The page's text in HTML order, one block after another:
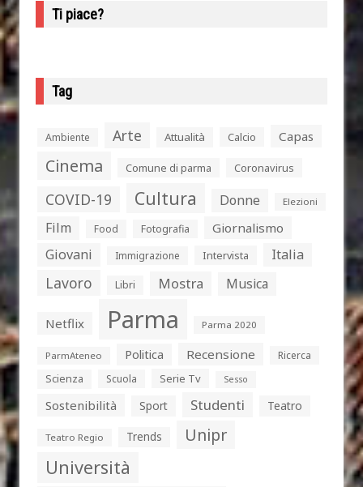
Ti piace?
Tag
Ambiente Arte Attualità Calcio Capas
Cinema Comune di parma Coronavirus
COVID-19 Cultura Donne Elezioni
Film Food Fotografia Giornalismo
Giovani Immigrazione Intervista Italia
Lavoro Libri Mostra Musica
Netflix Parma Parma 2020
ParmAteneo Politica Recensione
Ricerca
Scienza
Scuola Serie Tv Sesso
Sostenibilità Sport Studenti Teatro
Teatro Regio Trends Unipr
Università